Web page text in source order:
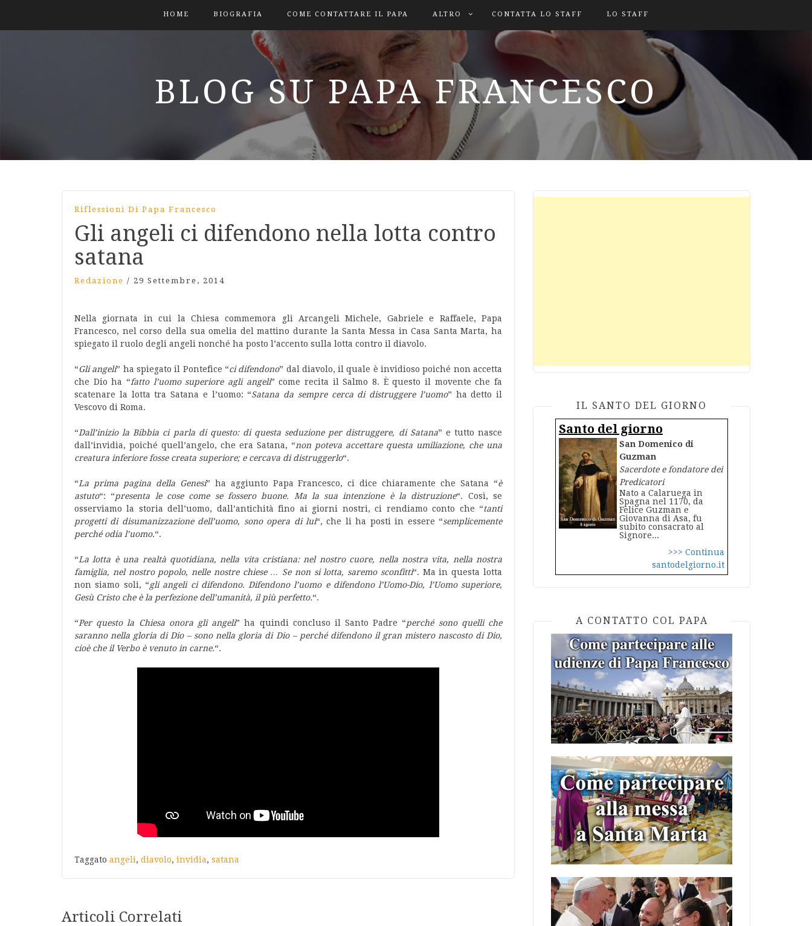
HOME BIOGRAFIA COME CONTATTARE IL PAPA ALTRO CONTATTA LO STAFF LO STAFF
BLOG SU PAPA FRANCESCO
Riflessioni Di Papa Francesco
Gli angeli ci difendono nella lotta contro
satana
Redazione / 29 Settembre, 2014
Nella giornata in cui la Chiesa commemora gli Arcangeli Michele, Gabriele e Raffaele, Papa
Francesco, nel corso della sua omelia del mattino durante la Santa Messa in Casa Santa Marta, ha
spiegato il ruolo degli angeli nonché ha posto l’accento sulla lotta contro il diavolo.
“Gli angeli” ha spiegato il Pontefice “ci difendono” dal diavolo, il quale è invidioso poiché non accetta
che Dio ha “fatto l’uomo superiore agli angeli” come recita il Salmo 8. È questo il movente che fa
scatenare la lotta tra Satana e l’uomo: “Satana da sempre cerca di distruggere l’uomo” ha detto il
Vescovo di Roma.
“Dall’inizio la Bibbia ci parla di questo: di questa seduzione per distruggere, di Satana” e tutto nasce
dall’invidia, poiché quell’angelo, che era Satana, “non poteva accettare questa umiliazione, che una
creatura inferiore fosse creata superiore; e cercava di distruggerlo“.
“La prima pagina della Genesi” ha aggiunto Papa Francesco, ci dice chiaramente che Satana “è
astuto“: “presenta le cose come se fossero buone. Ma la sua intenzione è la distruzione“. Così, se
osserviamo la storia dell’uomo, dall’antichità fino ai giorni nostri, ci rendiamo conto che “tanti
progetti di disumanizzazione dell’uomo, sono opera di lui“, che li ha posti in essere “semplicemente
perché odia l’uomo.“.
“La lotta è una realtà quotidiana, nella vita cristiana: nel nostro cuore, nella nostra vita, nella nostra
famiglia, nel nostro popolo, nelle nostre chiese … Se non si lotta, saremo sconfitti“. Ma in questa lotta
non siamo soli, “gli angeli ci difendono. Difendono l’uomo e difendono l’Uomo-Dio, l’Uomo superiore,
Gesù Cristo che è la perfezione dell’umanità, il più perfetto.“.
“Per questo la Chiesa onora gli angeli” ha quindi concluso il Santo Padre “perché sono quelli che
saranno nella gloria di Dio – sono nella gloria di Dio – perché difendono il gran mistero nascosto di Dio,
cioè che il Verbo è venuto in carne.“.
Taggato angeli, diavolo, invidia, satana
Articoli Correlati
IL SANTO DEL GIORNO
Santo del giorno
San Domenico di
Guzman
Sacerdote e fondatore dei
Predicatori
Nato a Calaruega in
Spagna nel 1170, da
Felice Guzman e
Giovanna di Asa, fu
subito consacrato al
Signore...
>>> Continua
santodelgiorno.it
A CONTATTO COL PAPA